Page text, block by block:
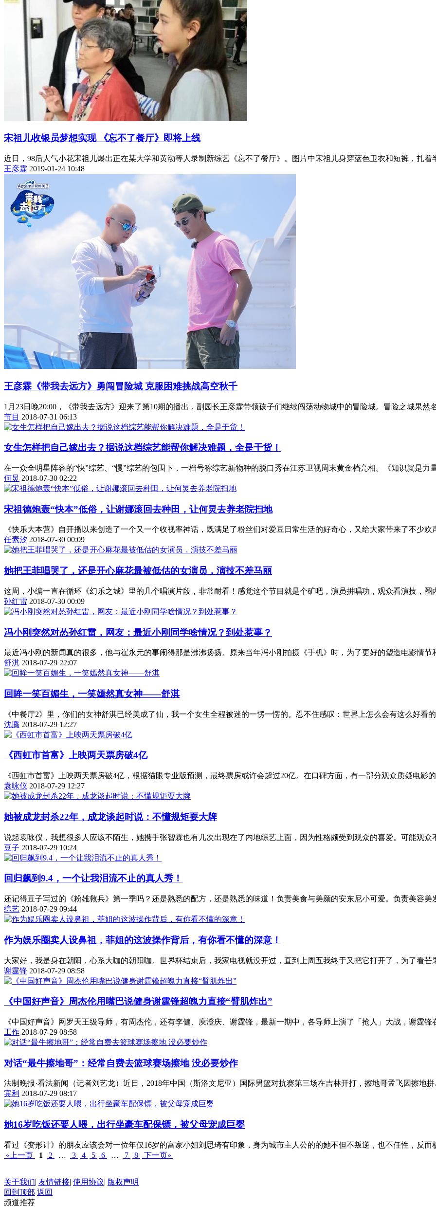
宋祖儿收银员梦想实现 《忘不了餐厅》即将上线
近日，98后人气小花宋祖儿爆出正在某大学和黄渤等人录制新综艺《忘不了餐厅》。图片中宋祖儿身穿蓝色卫衣和短裤，扎着
王彦霖 2019-01-24 10:48
王彦霖《带我去远方》勇闯冒险城 克服困难挑战高空秋千
1月23日晚20:00，《带我去远方》迎来了第10期的播出，副园长王彦霖带领孩子们继续闯荡动物城中的冒险城。冒险之城果然
节目 2018-07-31 06:13
女生怎样把自己嫁出去？据说这档综艺能帮你解决难题，全是干货！
在一众全明星阵容的“快”综艺、“慢”综艺的包围下，一档号称综艺新物种的脱口秀在江苏卫视周末黄金档亮相。《知识就是力
何炅 2018-07-30 02:22
宋祖德炮轰“快本”低俗，让谢娜滚回去种田，让何炅去养老院扫地
《快乐大本营》自开播以来创造了一个又一个收视率神话，既满足了粉丝们对爱豆日常生活的好奇心，又给大家带来了不少欢
任素汐 2018-07-30 00:09
她把王菲唱哭了，还是开心麻花最被低估的女演员，演技不差马丽
这周，小编一直在循环《幻乐之城》里的几个唱演片段，非常耐看！感觉这个节目就是个矿吧，演员拼唱功，观众看演技，圈
孙红雷 2018-07-30 00:09
冯小刚突然对怂孙红雷，网友：最近小刚同学啥情况？到处惹事？
最近冯小刚的新闻真的很多，他与崔永元的事闹得那是沸沸扬扬。原来当年冯小刚拍摄《手机》时，为了更好的塑造电影情节
舒淇 2018-07-29 22:07
回眸一笑百媚生，一笑嫣然真女神——舒淇
《中餐厅2》里，你们的女神舒淇已经美成了仙，我一个女生全程被迷的一愣一愣的。忍不住感叹：世界上怎么会有这么好看
沈腾 2018-07-29 12:27
《西虹市首富》上映两天票房破4亿
《西虹市首富》上映两天票房破4亿，根据猫眼专业版预测，最终票房或许会超过20亿。在口碑方面，有一部分观众质疑电影
袁咏仪 2018-07-29 12:27
她被成龙封杀22年，成龙谈起时说：不懂规矩耍大牌
说起袁咏仪，我想很多人应该不陌生，她携手张智霖也有几次出现在了内地综艺上面，因为性格颇受到观众的喜爱。可能观众
豆子 2018-07-29 10:24
回归飙到9.4，一个让我泪流不止的真人秀！
还记得豆子写过的《粉雄救兵》第一季吗？还是熟悉的配方，还是熟悉的味道！负责美食与美颜的安东尼小可爱。负责美容美
综艺 2018-07-29 09:44
作为娱乐圈卖人设鼻祖，菲姐的这波操作背后，有你看不懂的深意！
大家好，我是身在朝阳，心系大咖的朝阳咖。世界杯结束后，我家电视就没开过，直到上周五我终于又把它打开了，为了看芒
谢霆锋 2018-07-29 08:58
《中国好声音》周杰伦用嘴巴说健身谢霆锋超魄力直接“臂肌炸出”
《中国好声音》网罗天王级导师，有周杰伦，还有李健、庾澄庆、谢霆锋，最新一期中，各导师上演了「抢人」大战，谢霆锋
工作 2018-07-29 08:58
对话“最牛擦地哥”：经常自费去篮球赛场擦地 没必要炒作
法制晚报·看法新闻（记者刘艺龙）近日，2018年中国（斯洛文尼亚）国际男篮对抗赛第三场在吉林开打，擦地哥孟飞因擦地拼
宾利 2018-07-29 08:17
她16岁吃饭还要人喂，出行坐豪车配保镖，被父母宠成巨婴
看过《变形计》的朋友应该会对一位年仅16岁的富家小姐刘思琦有印象，身为城市主人公的的她不但不叛逆，也不任性，反而
«上一页
1 2 … 3 4 5 6 … 7 8 下一页»
关于我们| 友情链接| 使用协议| 版权声明
回到顶部 返回
频道推荐